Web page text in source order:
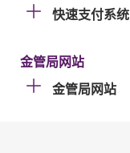
快速支付系统
金管局网站
金管局网站